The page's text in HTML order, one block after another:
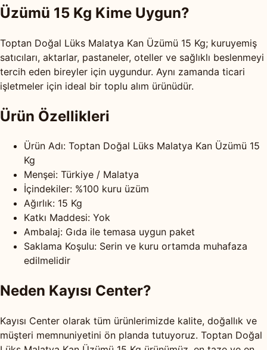
Üzümü 15 Kg Kime Uygun?
Toptan Doğal Lüks Malatya Kan Üzümü 15 Kg; kuruyemiş
satıcıları, aktarlar, pastaneler, oteller ve sağlıklı beslenmeyi
tercih eden bireyler için uygundur. Aynı zamanda ticari
işletmeler için ideal bir toplu alım ürünüdür.
Ürün Özellikleri
Ürün Adı: Toptan Doğal Lüks Malatya Kan Üzümü 15
Kg
Menşei: Türkiye / Malatya
İçindekiler: %100 kuru üzüm
Ağırlık: 15 Kg
Katkı Maddesi: Yok
Ambalaj: Gıda ile temasa uygun paket
Saklama Koşulu: Serin ve kuru ortamda muhafaza
edilmelidir
Neden Kayısı Center?
Kayısı Center olarak tüm ürünlerimizde kalite, doğallık ve
müşteri memnuniyetini ön planda tutuyoruz. Toptan Doğal